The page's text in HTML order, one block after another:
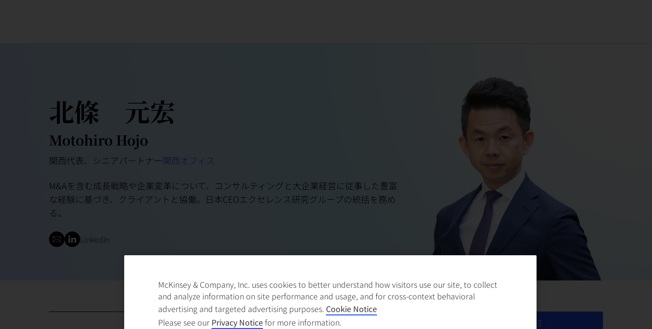
北條 元宏
Motohiro Hojo
関西代表、シニアパートナー関西オフィス
M&Aを含む成長戦略や企業変革について、コンサルティングと大企業経営に従事した豊富
な経験に基づき、クライアントと協働。日本CEOエクセレンス研究グループの統括を務め
る。
LinkedIn
McKinsey & Company, Inc. uses cookies to better understand how visitors use our site, to collect
and analyze information on site performance and usage, and for cross-context behavioral
advertising and targeted advertising purposes. Cookie Notice
Please see our Privacy Noticefor more information.